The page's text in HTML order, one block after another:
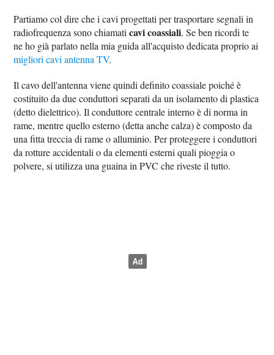
Partiamo col dire che i cavi progettati per trasportare segnali in
radiofrequenza sono chiamaticavi coassiali. Se ben ricordi te
ne ho già parlato nella mia guida all'acquisto dedicata proprio ai
migliori cavi antenna TV.
Il cavo dell'antenna viene quindi definito coassiale poiché è
costituito da due conduttori separati da un isolamento di plastica
(detto dielettrico). Il conduttore centrale interno è di norma in
rame, mentre quello esterno (detta anche calza) è composto da
una fitta treccia di rame o alluminio. Per proteggere i conduttori
da rotture accidentali o da elementi esterni quali pioggia o
polvere, si utilizza una guaina in PVC che riveste il tutto.